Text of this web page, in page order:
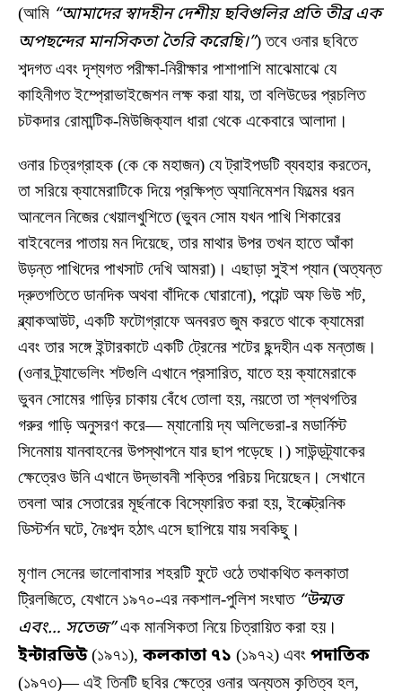
(আমি “আমাদের স্বাদহীন দেশীয় ছবিগুলির প্রতি তীব্র এক
অপছন্দের মানসিকতা তৈরি করেছি।”) তবে ওনার ছবিতে
শব্দগত এবং দৃশ্যগত পরীক্ষা-নিরীক্ষার পাশাপাশি মাঝেমাঝে যে
কাহিনীগত ইম্প্রোভাইজেশন লক্ষ করা যায়, তা বলিউডের প্রচলিত
চটকদার রোমান্টিক-মিউজিক্যাল ধারা থেকে একেবারে আলাদা।
ওনার চিত্রগ্রাহক (কে কে মহাজন) যে ট্রাইপডটি ব্যবহার করতেন,
তা সরিয়ে ক্যামেরাটিকে দিয়ে প্রক্ষিপ্ত অ্যানিমেশন ফিল্মের ধরন
আনলেন নিজের খেয়ালখুশিতে (ভুবন সোম যখন পাখি শিকারের
বাইবেলের পাতায় মন দিয়েছে, তার মাথার উপর তখন হাতে আঁকা
উড়ন্ত পাখিদের পাখসাট দেখি আমরা)। এছাড়া সুইশ প্যান (অত্যন্ত
দ্রুতগতিতে ডানদিক অথবা বাঁদিকে ঘোরানো), পয়েন্ট অফ ভিউ শট,
ব্ল্যাকআউট, একটি ফটোগ্রাফে অনবরত জুম করতে থাকে ক্যামেরা
এবং তার সঙ্গে ইন্টারকাটে একটি ট্রেনের শটের ছন্দহীন এক মন্তাজ।
(ওনার ট্র্যাভেলিং শটগুলি এখানে প্রসারিত, যাতে হয় ক্যামেরাকে
ভুবন সোমের গাড়ির চাকায় বেঁধে তোলা হয়, নয়তো তা শ্লথগতির
গরুর গাড়ি অনুসরণ করে— ম্যানোয়ি দ্য অলিভেরা-র মডার্নিস্ট
সিনেমায় যানবাহনের উপস্থাপনে যার ছাপ পড়েছে।) সাউন্ডট্র্যাকের
ক্ষেত্রেও উনি এখানে উদ্ভাবনী শক্তির পরিচয় দিয়েছেন। সেখানে
তবলা আর সেতারের মূর্ছনাকে বিস্ফোরিত করা হয়, ইলেক্ট্রনিক
ডিস্টর্শন ঘটে, নৈঃশব্দ হঠাৎ এসে ছাপিয়ে যায় সবকিছু।
মৃণাল সেনের ভালোবাসার শহরটি ফুটে ওঠে তথাকথিত কলকাতা
ট্রিলজিতে, যেখানে ১৯৭০-এর নকশাল-পুলিশ সংঘাত “উন্মত্ত
এবং… সতেজ”এক মানসিকতা নিয়ে চিত্রায়িত করা হয়।
ইন্টারভিউ(১৯৭১), কলকাতা ৭১ (১৯৭২) এবং পদাতিক
(১৯৭৩)— এই তিনটি ছবির ক্ষেত্রে ওনার অন্যতম কৃতিত্ব হল,